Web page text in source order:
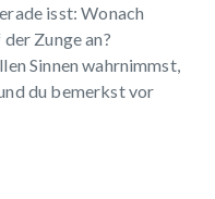
isst: Wonach
Zunge an?
Sinnen wahrnimmst,
du bemerkst vor